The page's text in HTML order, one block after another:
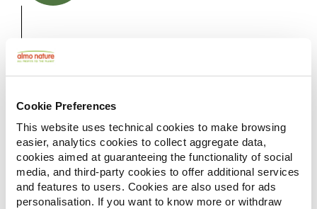
Cookie Preferences
This website uses technical cookies to make browsing
easier, analytics cookies to collect aggregate data,
cookies aimed at guaranteeing the functionality of social
media, and third-party cookies to offer additional services
and features to users. Cookies are also used for ads
personalisation. If you want to know more or withdraw